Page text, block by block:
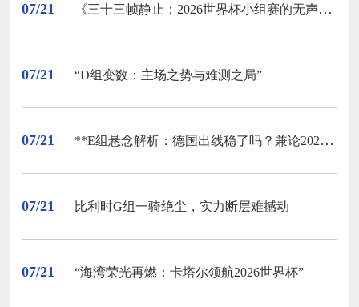
07/21 《三十三帧静止：2026世界杯小组赛的无声剖面》
07/21 “D组变数：主场之势与难测之局”
07/21 **E组悬念解析：德国出线稳了吗？兼论2026世界杯前景**
07/21 比利时G组一骑绝尘，实力断层难撼动
07/21 “海湾荣光再燃：卡塔尔领航2026世界杯”